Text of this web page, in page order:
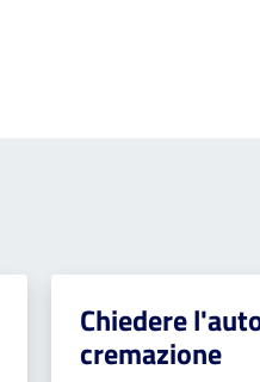
Chiedere
cremazione